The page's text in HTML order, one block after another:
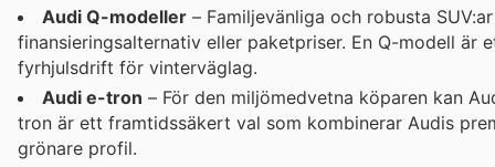
Audi Q-modeller – Familjevänliga och robusta
finansieringsalternativ eller paketpriser. En Q-modell
fyrhjulsdrift för vinterväglag.
Audi e-tron – För den miljömedvetna köparen kan
tron är ett framtidssäkert val som kombinerar Audis
grönare profil.